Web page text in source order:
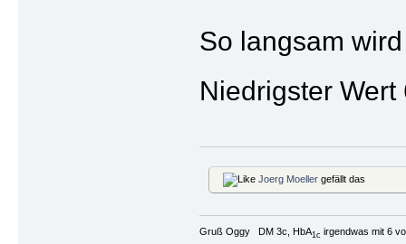
So langsam
Niedrigster
Joerg Moellergefällt das
Gruß Oggy DM 3c, HbA1c irgendwas mit 6